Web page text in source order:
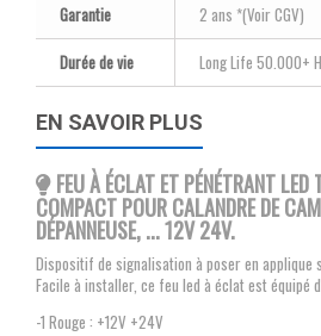
Garantie
2 ans *(Voir CGV)
Durée de vie
Long Life 50.000+
EN SAVOIR PLUS
FEU À ÉCLAT ET PÉNÉTRANT
COMPACT POUR CALANDRE DE
DÉPANNEUSE, ... 12V 24V.
Dispositif de signalisation à poser en applique
Facile à installer, ce feu led à éclat est équipé
-1 Rouge : +12V +24V